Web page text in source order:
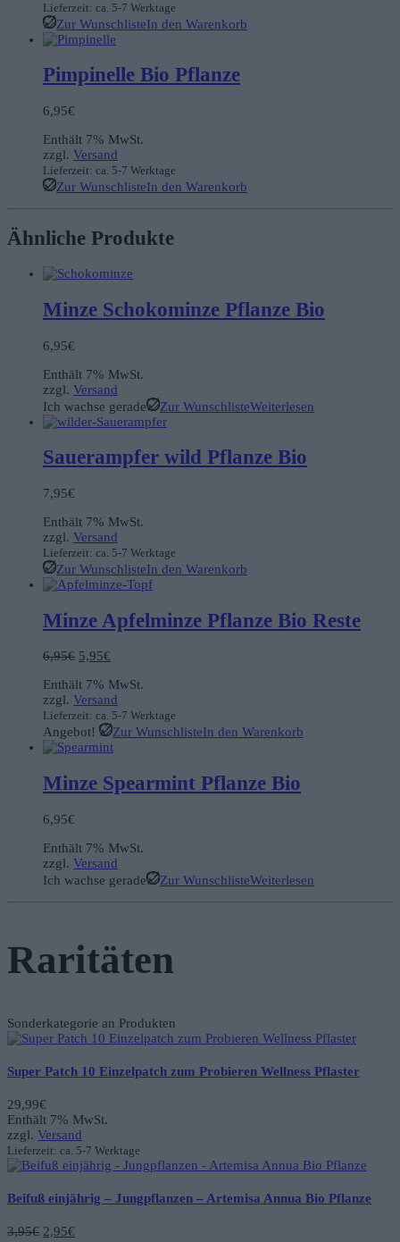
Lieferzeit: ca. 5-7 Werktage
Zur WunschlisteIn den Warenkorb
Pimpinelle Bio Pflanze
6,95€
Enthält 7% MwSt.
zzgl. Versand
Lieferzeit: ca. 5-7 Werktage
Zur WunschlisteIn den Warenkorb
Ähnliche Produkte
Minze Schokominze Pflanze Bio
6,95€
Enthält 7% MwSt.
zzgl. Versand
Ich wachse gerade
Zur WunschlisteWeiterlesen
Sauerampfer wild Pflanze Bio
7,95€
Enthält 7% MwSt.
zzgl. Versand
Lieferzeit: ca. 5-7 Werktage
Zur WunschlisteIn den Warenkorb
Minze Apfelminze Pflanze Bio Reste
6,95€ Ursprünglicher
war:
6,95€
5,95€
ist:
5,95€.
Enthält 7% MwSt.
zzgl. Versand
Lieferzeit: ca. 5-7 Werktage
Angebot! Zur WunschlisteIn den Warenkorb
Minze Spearmint Pflanze Bio
6,95€
Enthält 7% MwSt.
zzgl. Versand
Ich wachse gerade
Zur WunschlisteWeiterlesen
Raritäten
Sonderkategorie an Produkten
Super Patch 10 Einzelpatch zum Probieren Wellness Pflaster
29,99€
Enthält 7% MwSt.
zzgl. Versand
Lieferzeit: ca. 5-7 Werktage
Beifuß einjährig – Jungpflanzen – Artemisa Annua Bio Pflanze
3,95€ Ursprünglicher
2,95€